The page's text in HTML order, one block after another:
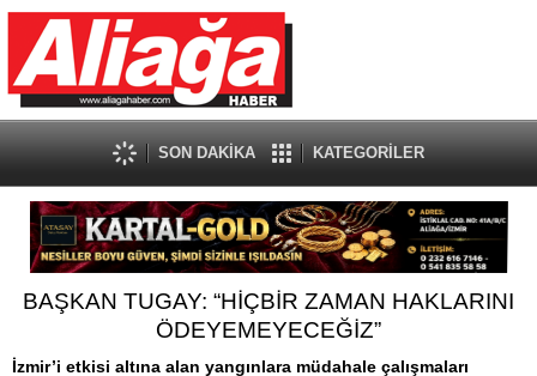
SON DAKİKA KATEGORİLER
BAŞKAN TUGAY: “HİÇBİR ZAMAN HAKLARINI
ÖDEYEMEYECEĞİZ”
İzmir’i etkisi altına alan yangınlara müdahale çalışmaları